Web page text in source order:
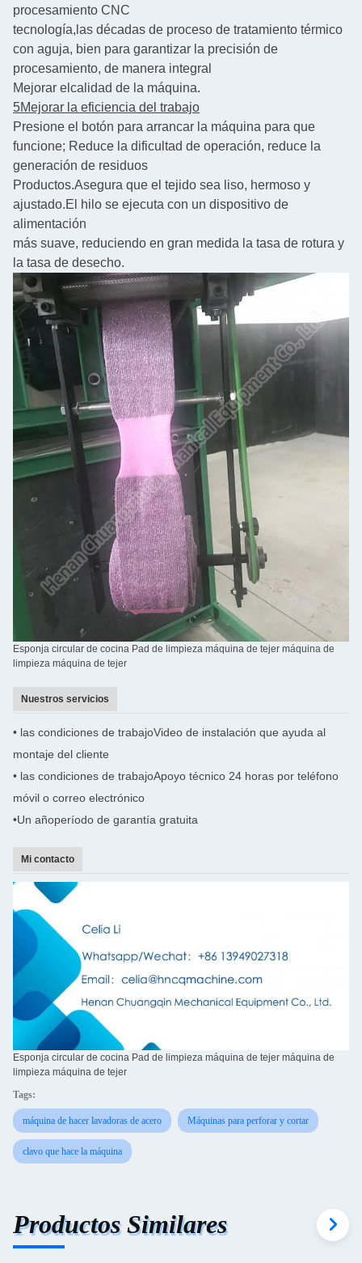
procesamiento CNC
tecnología, las décadas de proceso de tratamiento térmico
con aguja, bien para garantizar la precisión de
procesamiento, de manera integral
Mejorar el calidad de la máquina.
5Mejorar la eficiencia del trabajo
Presione el botón para arrancar la máquina para que
funcione; Reduce la dificultad de operación, reduce la
generación de residuos
Productos.Asegura que el tejido sea liso, hermoso y
ajustado.El hilo se ejecuta con un dispositivo de
alimentación
más suave, reduciendo en gran medida la tasa de rotura y
la tasa de desecho.
Esponja circular de cocina Pad de limpieza máquina de tejer máquina de
limpieza máquina de tejer
Nuestros servicios
• las condiciones de trabajoVideo de instalación que ayuda al
montaje del cliente
• las condiciones de trabajoApoyo técnico 24 horas por teléfono
móvil o correo electrónico
•Un añoperíodo de garantía gratuita
Mi contacto
Esponja circular de cocina Pad de limpieza máquina de tejer máquina de
limpieza máquina de tejer
Tags:
máquina de hacer lavadoras de acero Máquinas para perforar y cortar
clavo que hace la máquina
Productos Similares